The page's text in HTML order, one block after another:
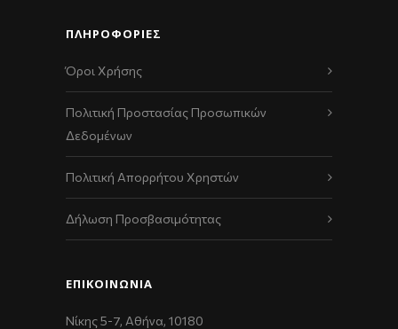
ΠΛΗΡΟΦΟΡΙΕΣ
Όροι Χρήσης
Πολιτική Προστασίας Προσωπικών
Δεδομένων
Πολιτική Απορρήτου Χρηστών
Δήλωση Προσβασιμότητας
ΕΠΙΚΟΙΝΩΝΊΑ
Νίκης 5-7, Αθήνα, 10180